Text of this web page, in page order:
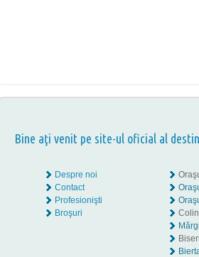
Bine aţi venit pe site-ul oficial al
Despre noi
Contact
Profesionişti
Broşuri